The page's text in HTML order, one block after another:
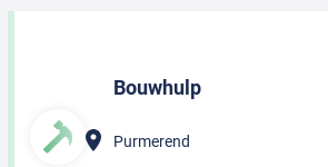
Bouwhulp
Purmerend